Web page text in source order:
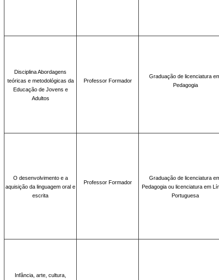
Disciplina Abordagens
teóricas e metodológicas da
Educação de Jovens e
Adultos
Professor Formador
Graduação de licenciatura
Pedagogia
O desenvolvimento e a
aquisição da linguagem oral e
escrita
Professor Formador
Graduação de licenciatura
Pedagogia ou licenciatura em
Portuguesa
Infância, arte, cultura,